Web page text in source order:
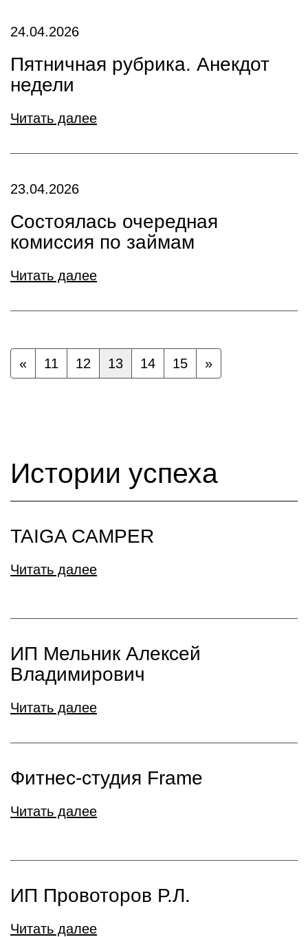
24.04.2026
Пятничная рубрика. Анекдот
недели
Читать далее
23.04.2026
Состоялась очередная
комиссия по займам
Читать далее
« 11 12 13 14 15 »
Истории успеха
TAIGA CAMPER
Читать далее
ИП Мельник Алексей
Владимирович
Читать далее
Фитнес-студия Frame
Читать далее
ИП Провоторов Р.Л.
Читать далее